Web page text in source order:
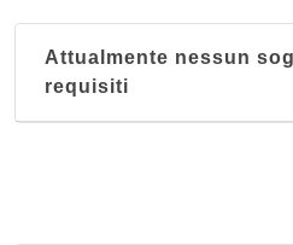
Attualmente nessun
requisiti